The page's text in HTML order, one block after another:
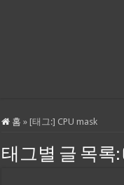
홈 » [태그:] CPU mask
태그별 글 목록: